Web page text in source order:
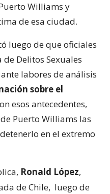
Williams y
de esa ciudad.
luego de que oficiales
Delitos Sexuales
labores de análisis
sobre el
esos antecedentes,
Puerto Williams las
en el extremo
Ronald López,
de Chile, luego de